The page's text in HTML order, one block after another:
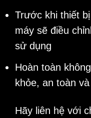
Trước khi thiết
máy sẽ điều
sử dụng
Hoàn toàn
khỏe, an toàn
Hãy liên hệ với